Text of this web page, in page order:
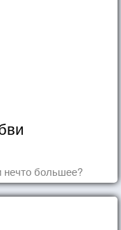
большее?